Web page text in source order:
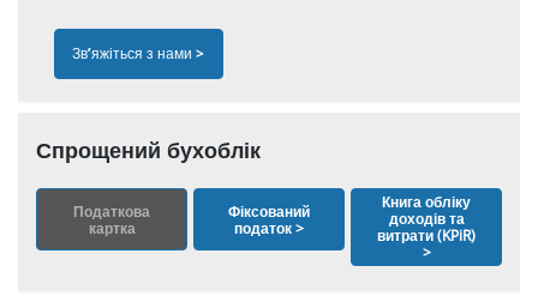
Зв’яжіться з нами >
Спрощений бухоблік
Податкова
картка
Фіксований
податок >
Книга обліку
доходів та
витрати (KPiR)
>